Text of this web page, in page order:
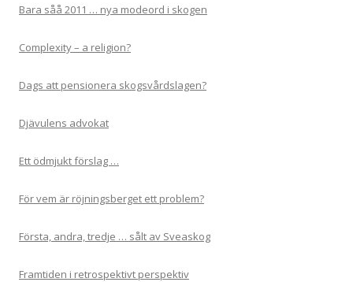
Bara såå 2011 … nya modeord i skogen
Complexity – a religion?
Dags att pensionera skogsvårdslagen?
Djävulens advokat
Ett ödmjukt förslag …
För vem är röjningsberget ett problem?
Första, andra, tredje … sålt av Sveaskog
Framtiden i retrospektivt perspektiv